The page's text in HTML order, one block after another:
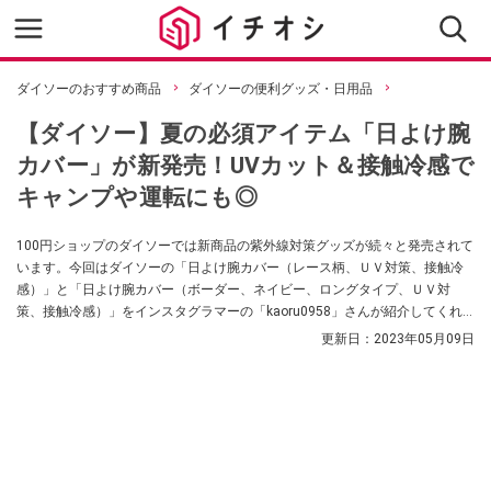
ダイソーのおすすめ商品 ダイソーの便利グッズ・日用品
【ダイソー】夏の必須アイテム「日よけ腕
カバー」が新発売！UVカット＆接触冷感で
キャンプや運転にも◎
100円ショップのダイソーでは新商品の紫外線対策グッズが続々と発売されて
います。今回はダイソーの「日よけ腕カバー（レース柄、ＵＶ対策、接触冷
感）」と「日よけ腕カバー（ボーダー、ネイビー、ロングタイプ、ＵＶ対
策、接触冷感）」をインスタグラマーの「kaoru0958」さんが紹介してくれ
更新日： 2023年05月09日